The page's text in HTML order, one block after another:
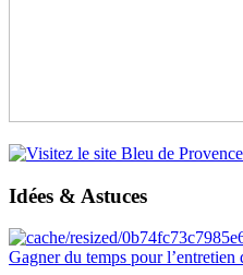
Idées & Astuces
Gagner du temps pour l’entretien